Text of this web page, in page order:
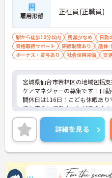
雇用形態 正社員(正職員)
駅から徒歩10分以内 残業少なめ 日勤
資格取得サポート
研修制度あり
産休･
ボーナス・賞与あり
社会保険完備 交
宮城県仙台市若林区の地域包括
ケアマネジャーの募集です！日
間休日は116日！こども休暇あり
でも安心して働くことができま
給はもちろん、扶養手当などの
給や賞与ありで待遇面もばっちり
がしっかり評価される職場です
面接ポイントをお伝えしますの
ください！
詳細を見る